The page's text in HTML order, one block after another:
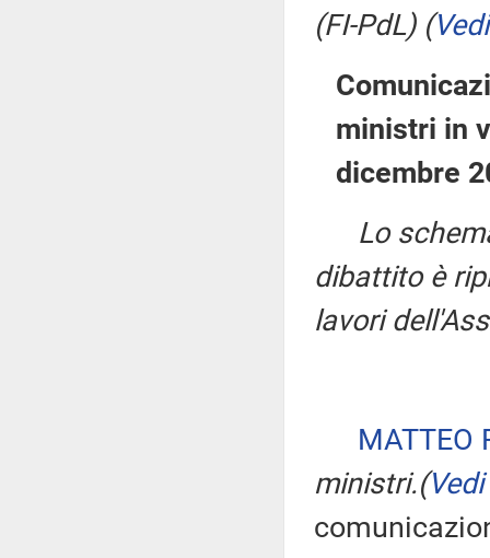
(FI-PdL) (
ministri in
dicembre
Lo
dibattito è
lavori
MATTEO
ministri.(Vedi